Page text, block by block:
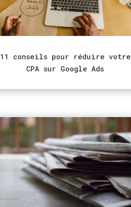
11 conseils pour réduire votre
CPA sur Google Ads